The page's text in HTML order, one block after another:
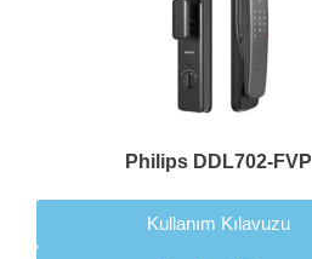
Philips DDL702-FVP
Kullanım Kılavuzu